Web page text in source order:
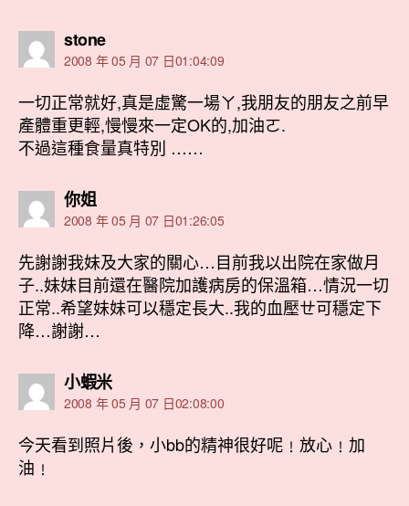
stone表
示:
2008 年 05 月 07 日01:04:09
一切正常就好,真是虛驚一場ㄚ,我朋友的朋友之前早
產體重更輕,慢慢來一定OK的,加油ㄛ.
不過這種食量真特別 ……
你姐表
示:
2008 年 05 月 07 日01:26:05
先謝謝我妹及大家的關心…目前我以出院在家做月
子..妹妹目前還在醫院加護病房的保溫箱…情況一切
正常..希望妹妹可以穩定長大..我的血壓ㄝ可穩定下
降…謝謝…
小蝦米表
示:
2008 年 05 月 07 日02:08:00
今天看到照片後，小bb的精神很好呢﹗放心﹗加
油﹗